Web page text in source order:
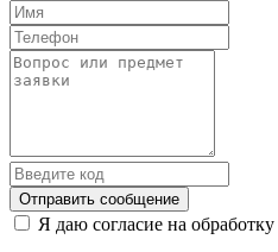
Отправить сообщение
Я даю согласие на